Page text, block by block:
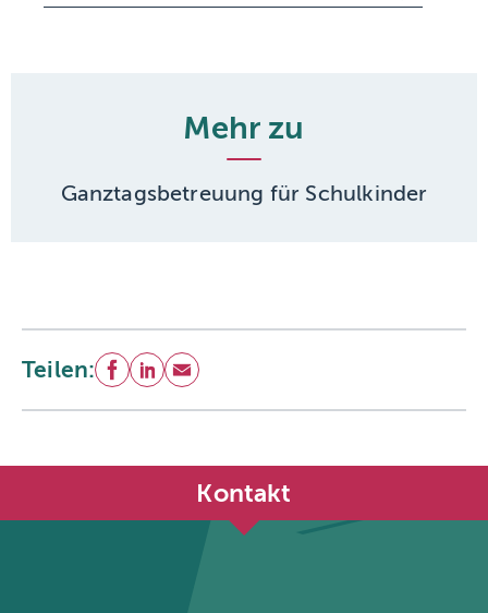
Mehr zu
Ganztagsbetreuung für Schulkinder
Teilen: Facebook
LinkedIn
E-Mail
Kontakt